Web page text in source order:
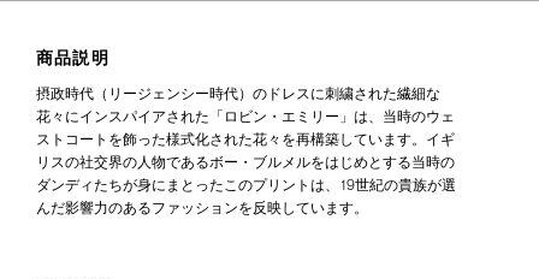
商品説明
摂政時代（リージェンシー時代）のドレスに刺繍された繊細な
花々にインスパイアされた「ロビン・エミリー」は、当時のウェ
ストコートを飾った様式化された花々を再構築しています。イギ
リスの社交界の人物であるボー・ブルメルをはじめとする当時の
ダンディたちが身にまとったこのプリントは、19世紀の貴族が選
んだ影響力のあるファッションを反映しています。